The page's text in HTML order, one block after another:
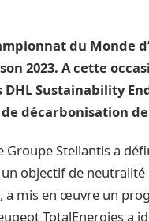
du Monde
2023. A cette
DHL Sustainability
décarbonisation
Groupe Stellantis a
objectif de
mis en œuvre un
TotalEnergies a